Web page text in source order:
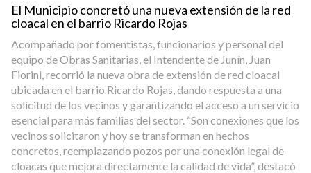
El Municipio concretó una nueva extensión de la red
cloacal en el barrio Ricardo Rojas
Acompañado por fomentistas, funcionarios y personal del
equipo de Obras Sanitarias, el Intendente de Junín, Juan
Fiorini, recorrió la nueva obra de extensión de red cloacal
ubicada en el barrio Ricardo Rojas, dando respuesta a una
solicitud de los vecinos y garantizando el acceso a un servicio
esencial para más familias del sector. “Son conexiones que los
vecinos solicitaron y hoy se transforman en hechos
concretos, reemplazando pozos por una conexión legal de
cloacas que mejora directamente la calidad de vida”, destacó